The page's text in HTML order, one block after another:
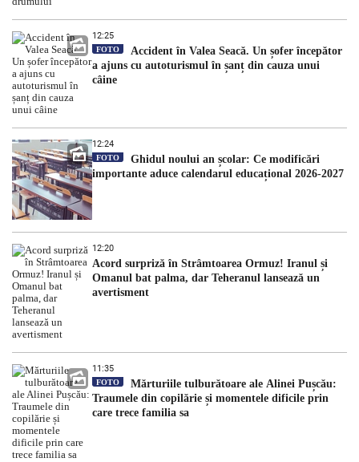
12:25
FOTO
Accident în Valea Seacă. Un șofer începător
a ajuns cu autoturismul în șanț din cauza unui
câine
12:24
FOTO
Ghidul noului an școlar: Ce modificări
importante aduce calendarul educațional 2026-2027
12:20
Acord surpriză în Strâmtoarea Ormuz! Iranul și
Omanul bat palma, dar Teheranul lansează un
avertisment
11:35
FOTO
Mărturiile tulburătoare ale Alinei Pușcău:
Traumele din copilărie și momentele dificile prin
care trece familia sa